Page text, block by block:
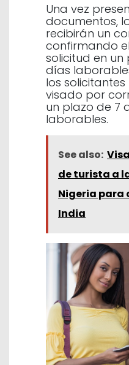
Una vez
documentos,
recibirán un
confirmando
solicitud en un
días
los
visado por
un plazo de 7
laborables.
See also:
de turista a
Nigeria para
India